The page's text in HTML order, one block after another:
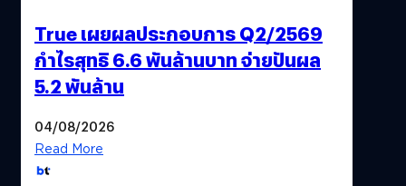
True เผยผลประกอบการ Q2/2569
กำไรสุทธิ 6.6 พันล้านบาท จ่ายปันผล
5.2 พันล้าน
04/08/2026
Read More